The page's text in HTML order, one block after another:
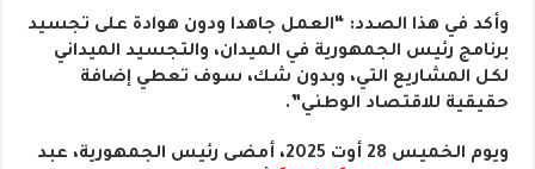
وأكد في هذا الصدد: “العمل جاهدا ودون هوادة على تجسيد
برنامج رئيس الجمهورية في الميدان، والتجسيد الميداني
لكل المشاريع التي، وبدون شك، سوف تعطي إضافة
حقيقية للاقتصاد الوطني”.
ويوم الخميس 28 أوت 2025، أمضى رئيس الجمهورية، عبد